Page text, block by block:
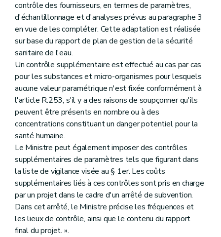
contrôle des fournisseurs, en termes de paramètres,
d'échantillonnage et d'analyses prévus au paragraphe 3
en vue de les compléter. Cette adaptation est réalisée
sur base du rapport de plan de gestion de la sécurité
sanitaire de l'eau.
Un contrôle supplémentaire est effectué au cas par cas
pour les substances et micro-organismes pour lesquels
aucune valeur paramétrique n'est fixée conformément à
l'article R.253, s'il y a des raisons de soupçonner qu'ils
peuvent être présents en nombre ou à des
concentrations constituant un danger potentiel pour la
santé humaine.
Le Ministre peut également imposer des contrôles
supplémentaires de paramètres tels que figurant dans
la liste de vigilance visée au § 1er. Les coûts
supplémentaires liés à ces contrôles sont pris en charge
par un projet dans le cadre d'un arrêté de subvention.
Dans cet arrêté, le Ministre précise les fréquences et
les lieux de contrôle, ainsi que le contenu du rapport
final du projet. ».